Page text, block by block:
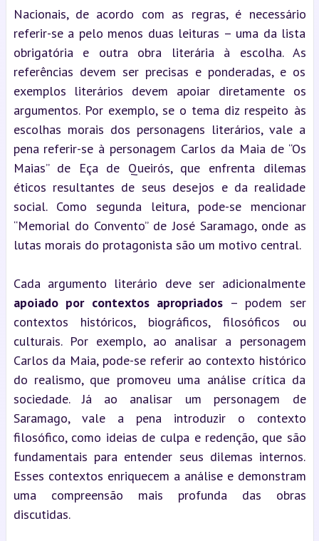
Nacionais, de acordo com as regras, é necessário
referir-se a pelo menos duas leituras – uma da lista
obrigatória e outra obra literária à escolha. As
referências devem ser precisas e ponderadas, e os
exemplos literários devem apoiar diretamente os
argumentos. Por exemplo, se o tema diz respeito às
escolhas morais dos personagens literários, vale a
pena referir-se à personagem Carlos da Maia de “Os
Maias” de Eça de Queirós, que enfrenta dilemas
éticos resultantes de seus desejos e da realidade
social. Como segunda leitura, pode-se mencionar
“Memorial do Convento” de José Saramago, onde as
lutas morais do protagonista são um motivo central.
apoiado por contextos apropriados – podem ser
contextos históricos, biográficos, filosóficos ou
culturais. Por exemplo, ao analisar a personagem
Carlos da Maia, pode-se referir ao contexto histórico
do realismo, que promoveu uma análise crítica da
sociedade. Já ao analisar um personagem de
Saramago, vale a pena introduzir o contexto
filosófico, como ideias de culpa e redenção, que são
fundamentais para entender seus dilemas internos.
Esses contextos enriquecem a análise e demonstram
uma compreensão mais profunda das obras
discutidas.